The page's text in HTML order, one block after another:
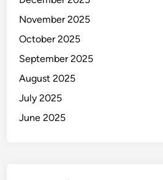
November 2025
October 2025
September 2025
August 2025
July 2025
June 2025